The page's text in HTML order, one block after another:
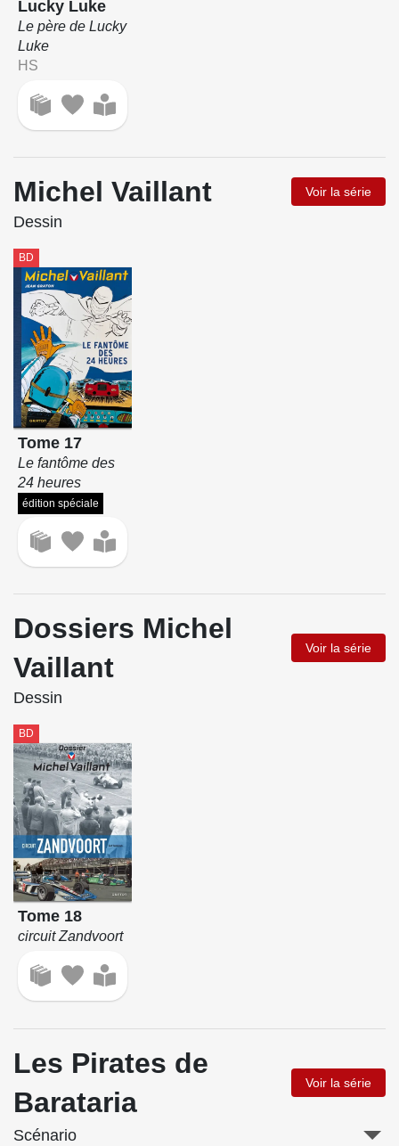
Lucky Luke
Le père de Lucky
Luke
HS
Michel Vaillant Voir la série
Dessin
BD
Tome 17
Le fantôme des
24 heures
édition spéciale
Dossiers Michel
Vaillant
Voir la série
Dessin
BD
Tome 18
circuit Zandvoort
Les Pirates de
Barataria
Voir la série
Scénario